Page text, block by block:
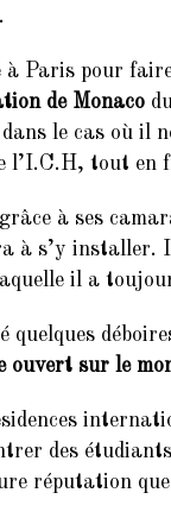
à Paris pour
de Monaco
le cas où il
l’I.C.H, tout en
à ses
à s’y installer.
il a
quelques
ouvert sur le
des
réputation